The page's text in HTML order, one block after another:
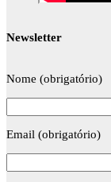
Newsletter
Nome (obrigatório)
Email (obrigatório)